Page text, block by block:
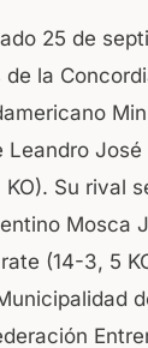
25 de
de la
Leandro
Su rival
Mosca
(14-3, 5